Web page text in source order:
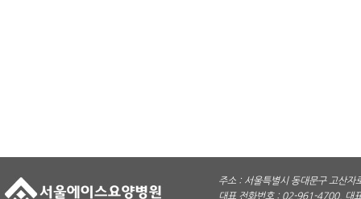
주소 : 서울특별시 동대문구 고산
대표 전화번호 : 02-961-4700, 대